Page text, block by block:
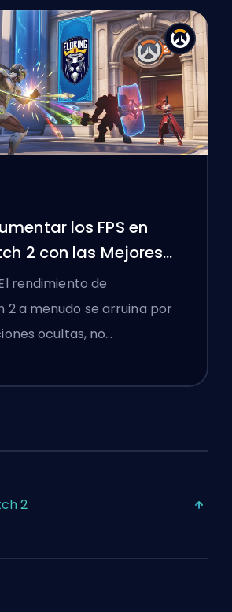
los FPS en
2 con las Mejores
rendimiento de
2 a menudo se arruina por
ocultas, no…
2